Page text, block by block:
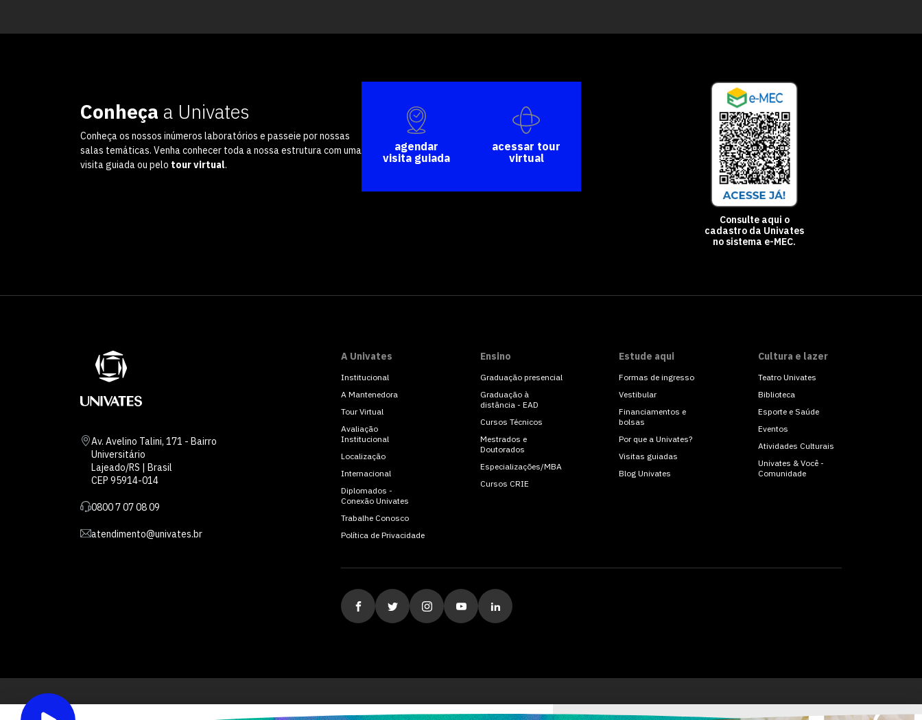
Conheça a Univates
Conheça os nossos inúmeros laboratórios e passeie por nossas
salas temáticas. Venha conhecer toda a nossa estrutura com uma
visita guiada ou pelo tour virtual.
agendar
visita guiada
acessar tour
virtual
Consulte aqui o
cadastro da Univates
no sistema e-MEC.
Av. Avelino Talini, 171 - Bairro
Universitário
Lajeado/RS | Brasil
CEP 95914-014
0800 7 07 08 09
atendimento@univates.br
A Univates
Institucional
A Mantenedora
Tour Virtual
Avaliação
Institucional
Localização
Internacional
Diplomados -
Conexão Univates
Trabalhe Conosco
Política de Privacidade
Ensino
Graduação presencial
Graduação à
distância - EAD
Cursos Técnicos
Mestrados e
Doutorados
Especializações/MBA
Cursos CRIE
Estude aqui
Formas de ingresso
Vestibular
Financiamentos e
bolsas
Por que a Univates?
Visitas guiadas
Blog Univates
Cultura e lazer
Teatro Univates
Biblioteca
Esporte e Saúde
Eventos
Atividades Culturais
Univates & Você -
Comunidade